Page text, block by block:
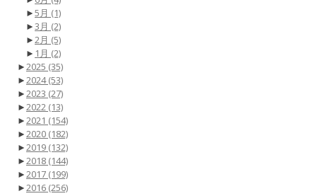
►5月 (1)
►3月 (2)
►2月 (5)
► 1月 (2)
►2025 (35)
►2024(53)
►2023 (27)
►2022 (13)
►2021 (154)
►2020 (182)
►2019 (132)
►2018 (144)
►2017 (199)
►2016 (256)